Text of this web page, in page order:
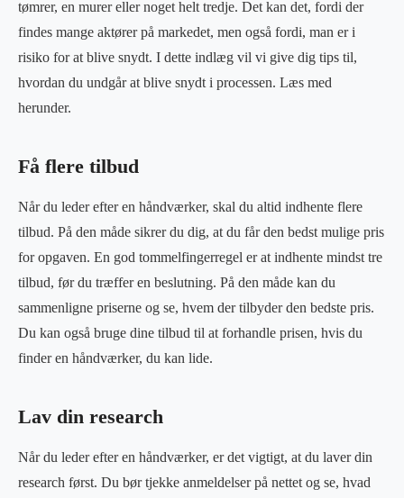
tømrer, en murer eller noget helt tredje. Det kan det, fordi der
findes mange aktører på markedet, men også fordi, man er i
risiko for at blive snydt. I dette indlæg vil vi give dig tips til,
hvordan du undgår at blive snydt i processen. Læs med
herunder.
Få flere tilbud
Når du leder efter en håndværker, skal du altid indhente flere
tilbud. På den måde sikrer du dig, at du får den bedst mulige pris
for opgaven. En god tommelfingerregel er at indhente mindst tre
tilbud, før du træffer en beslutning. På den måde kan du
sammenligne priserne og se, hvem der tilbyder den bedste pris.
Du kan også bruge dine tilbud til at forhandle prisen, hvis du
finder en håndværker, du kan lide.
Lav din research
Når du leder efter en håndværker, er det vigtigt, at du laver din
research først. Du bør tjekke anmeldelser på nettet og se, hvad